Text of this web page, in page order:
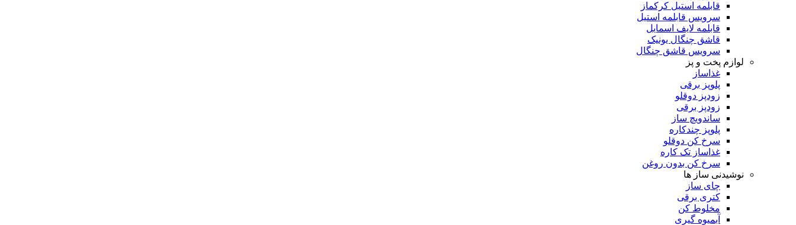
قابلمه استیل کرکماز
سرویس قابلمه استیل
قابلمه لایف اسمایل
قاشق چنگال یونیک
سرویس قاشق چنگال
لوازم پخت و پز
غذاساز
پلوپز برقی
زودپز دوقلو
زودپز برقی
ساندویچ ساز
پلوپز چندکاره
سرخ کن دوقلو
غذاساز تک کاره
سرخ کن بدون روغن
نوشیدنی ساز ها
چای ساز
کتری برقی
مخلوط کن
آبمیوه گیری